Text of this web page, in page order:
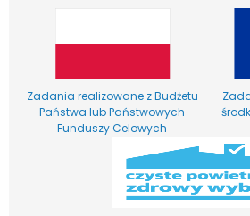
Zadania realizowane z Budżetu
Państwa lub Państwowych
Funduszy Celowych